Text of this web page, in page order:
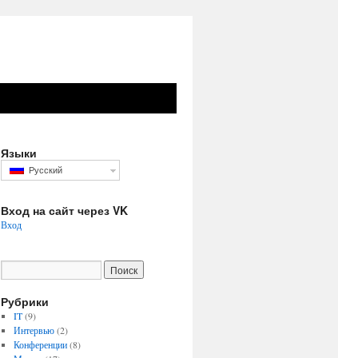
Языки
Русский
Вход на сайт через VK
Вход
Рубрики
IT(9)
Интервью(2)
Конференции(8)